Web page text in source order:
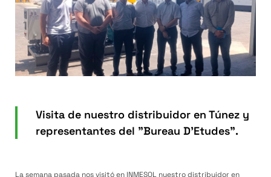
Visita de nuestro distribuidor en Túnez y
representantes del "Bureau D'Etudes".
La semana pasada nos visitó en INMESOL nuestro distribuidor en